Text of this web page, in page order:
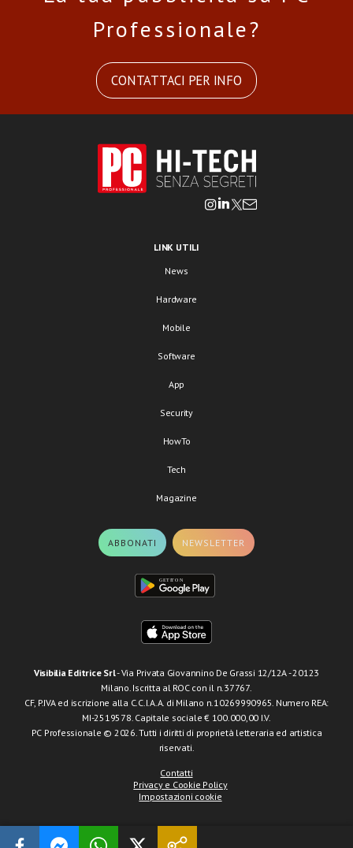
Professionale?
CONTATTACI PER INFO
LINK UTILI
News
Hardware
Mobile
Software
App
Security
HowTo
Tech
Magazine
ABBONATI NEWSLETTER
Visibilia Editrice Srl- Via Privata Giovannino De Grassi 12/12A - 20123
Milano. Iscritta al ROC con il n.37767.
CF, P.IVA ed iscrizione alla C.C.I.A.A. di Milano n.10269990965. Numero REA:
MI-2519578. Capitale sociale € 100.000,00 I.V.
PC Professionale © 2026. Tutti i diritti di proprietà letteraria ed artistica
riservati.
Contatti
Privacy e Cookie Policy
Impostazioni cookie